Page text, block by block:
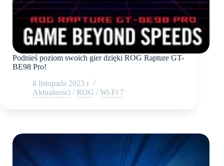
Podnieś poziom swoich gier dzięki ROG Rapture GT-
BE98 Pro!
8 listopada 2023 r
Aktualności / ROG /Wi-Fi 7